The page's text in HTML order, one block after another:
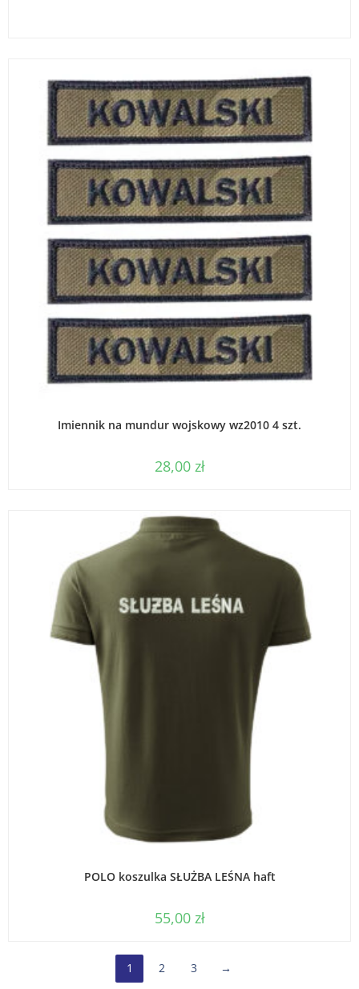
Imiennik na mundur wojskowy wz2010 4 szt.
28,00 zł
WYBIERZ OPCJE
POLO koszulka SŁUŻBA LEŚNA haft
55,00 zł
1 2 3 →